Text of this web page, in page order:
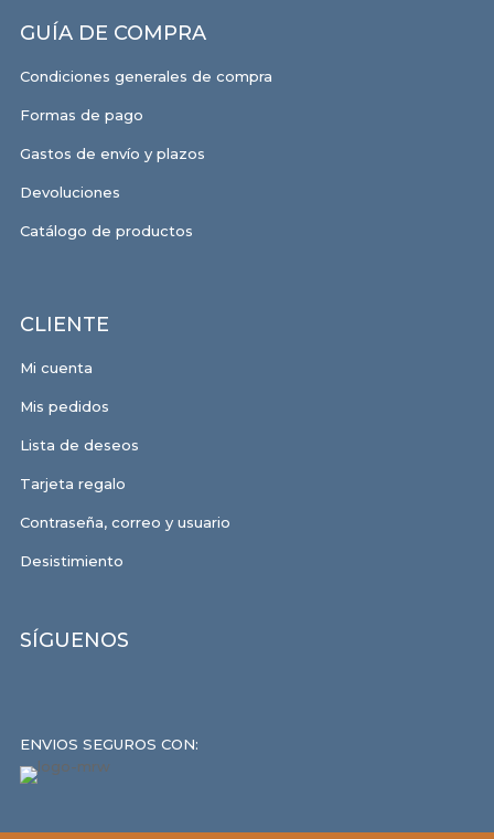
GUÍA DE COMPRA
Condiciones generales de compra
Formas de pago
Gastos de envío y plazos
Devoluciones
Catálogo de productos
CLIENTE
Mi cuenta
Mis pedidos
Lista de deseos
Tarjeta regalo
Contraseña, correo y usuario
Desistimiento
SÍGUENOS
ENVIOS SEGUROS CON: